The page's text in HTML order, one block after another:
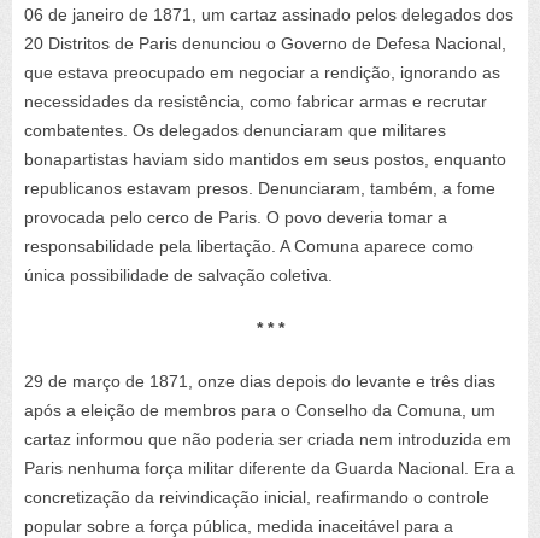
06 de janeiro de 1871, um cartaz assinado pelos delegados dos
20 Distritos de Paris denunciou o Governo de Defesa Nacional,
que estava preocupado em negociar a rendição, ignorando as
necessidades da resistência, como fabricar armas e recrutar
combatentes. Os delegados denunciaram que militares
bonapartistas haviam sido mantidos em seus postos, enquanto
republicanos estavam presos. Denunciaram, também, a fome
provocada pelo cerco de Paris. O povo deveria tomar a
responsabilidade pela libertação. A Comuna aparece como
única possibilidade de salvação coletiva.
* * *
29 de março de 1871, onze dias depois do levante e três dias
após a eleição de membros para o Conselho da Comuna, um
cartaz informou que não poderia ser criada nem introduzida em
Paris nenhuma força militar diferente da Guarda Nacional. Era a
concretização da reivindicação inicial, reafirmando o controle
popular sobre a força pública, medida inaceitável para a